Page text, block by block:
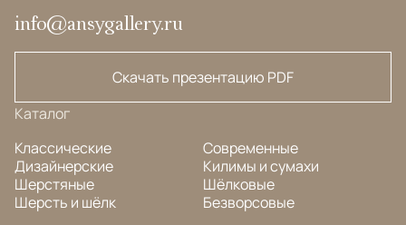
info@ansygallery.ru
Скачать презентацию PDF
Каталог
Классические
Дизайнерские
Шерстяные
Шерсть и шёлк
Современные
Килимы и сумахи
Шёлковые
Безворсовые